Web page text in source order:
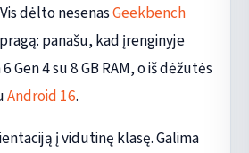
dėlto nesenasGeekbench
panašu, kad įrenginyje
Gen 4 su 8 GB RAM, o iš dėžutės
Android 16.
į vidutinę klasę. Galima